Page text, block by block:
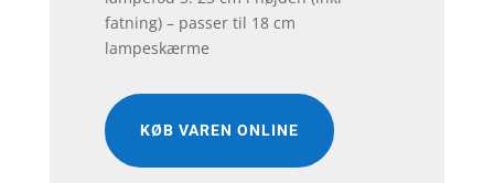
fatning) – passer til 18 cm
lampeskærme
KØB VAREN ONLINE